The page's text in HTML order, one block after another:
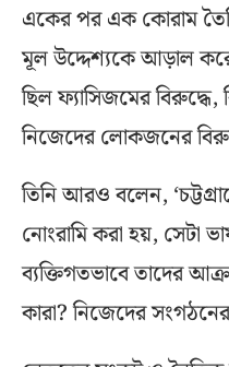
একের পর এক কোরাম
মূল উদ্দেশ্যকে আড়াল
ছিল ফ্যাসিজমের
নিজেদের লোকজনের
তিনি আরও বলেন,
নোংরামি করা হয়, সেটা
ব্যক্তিগতভাবে তাদের
কারা? নিজেদের